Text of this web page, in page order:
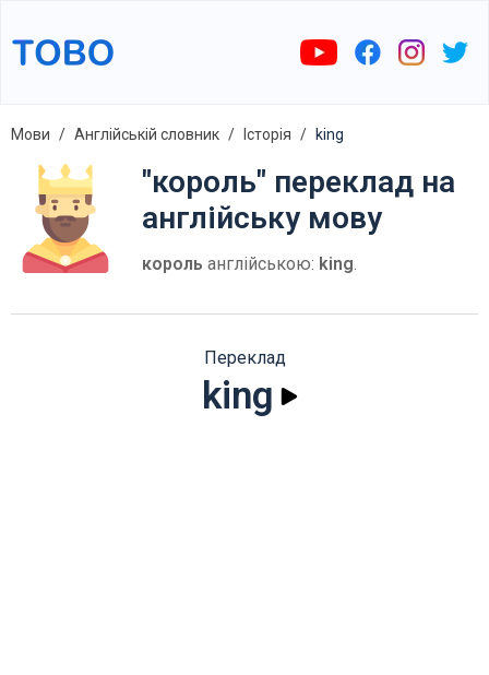
Мови Англійській словник Історія king
"король" переклад на
англійську мову
король англійською: king.
Переклад
king